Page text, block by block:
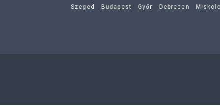
Szeged Budapest Győr Debrecen